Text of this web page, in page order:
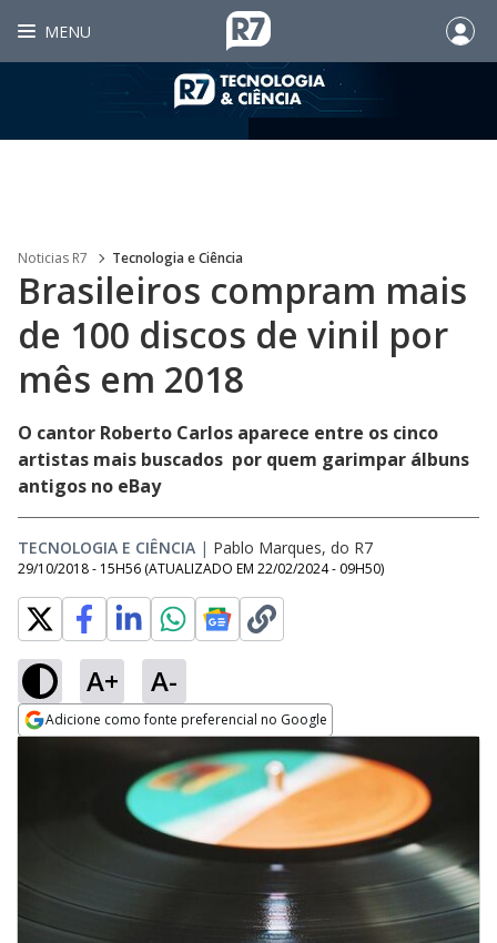
MENU
Noticias R7 Tecnologia e Ciência
Brasileiros compram mais
de 100 discos de vinil por
mês em 2018
O cantor Roberto Carlos aparece entre os cinco
artistas mais buscados por quem garimpar álbuns
antigos no eBay
TECNOLOGIA E CIÊNCIA | Pablo Marques, do R7
29/10/2018 - 15H56 (ATUALIZADO EM 22/02/2024 - 09H50)
A+ A-
Adicione como fonte preferencial no Google